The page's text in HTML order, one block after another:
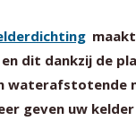
dit dankzij de
waterafstotende
geven uw